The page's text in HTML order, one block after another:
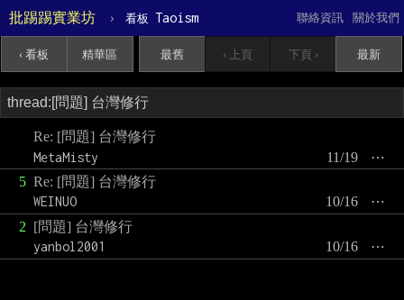
批踢踢實業坊 › 看板 Taoism 關於我們
聯絡資訊
‹ 看板 精華區 最舊 ‹ 上頁 下頁 › 最新
Re: [問題] 台灣修行
MetaMisty
⋯
11/19
5 Re: [問題] 台灣修行
WEINUO
⋯
10/16
2 [問題] 台灣修行
yanbol2001
⋯
10/16